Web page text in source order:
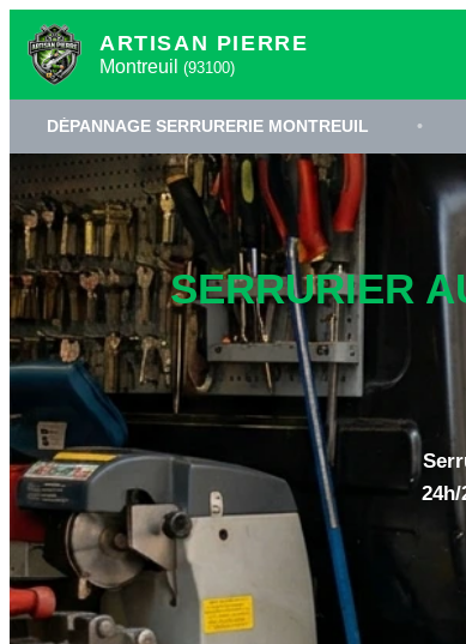
ARTISAN PIERRE
Montreuil (93100)
SERRURERIE MONTREUIL • SERRURIER
SERRURIER